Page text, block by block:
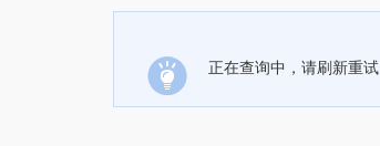
正在查询中，请刷新重试